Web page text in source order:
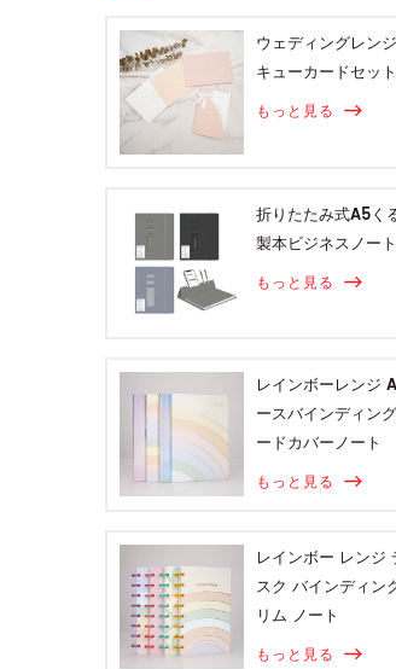
ウェディングレン
キューカードセット
もっと見る
折りたたみ式A5く
製本ビジネスノート
もっと見る
レインボーレンジ
ースバインディン
ードカバーノート
もっと見る
レインボー レンジ
スク バインディン
リム ノート
もっと見る